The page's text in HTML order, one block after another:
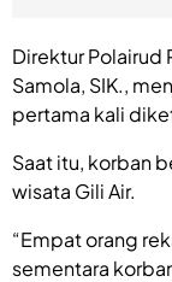
Direktur Polairud
Samola, SIK.,
pertama kali
Saat itu, korban
wisata Gili Air.
“Empat orang
sementara